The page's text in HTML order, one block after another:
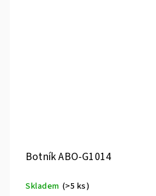
Botník ABO-G1014
Skladem (>5 ks)